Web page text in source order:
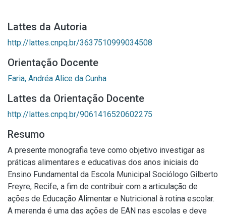
Lattes da Autoria
http://lattes.cnpq.br/3637510999034508
Orientação Docente
Faria, Andréa Alice da Cunha
Lattes da Orientação Docente
http://lattes.cnpq.br/9061416520602275
Resumo
A presente monografia teve como objetivo investigar as
práticas alimentares e educativas dos anos iniciais do
Ensino Fundamental da Escola Municipal Sociólogo Gilberto
Freyre, Recife, a fim de contribuir com a articulação de
ações de Educação Alimentar e Nutricional à rotina escolar.
A merenda é uma das ações de EAN nas escolas e deve